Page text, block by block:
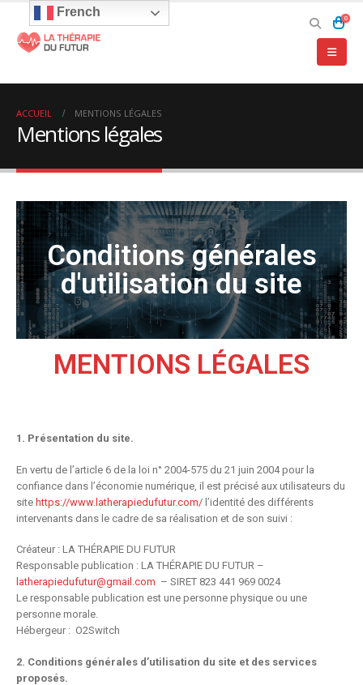
0
ACCUEIL MENTIONS LÉGALES
Mentions légales
Conditions générales
d'utilisation du site
MENTIONS LÉGALES
1. Présentation du site.
En vertu de l’article 6 de la loi n° 2004-575 du 21 juin 2004 pour la
confiance dans l’économie numérique, il est précisé aux utilisateurs du
site https://www.latherapiedufutur.com/ l’identité des différents
intervenants dans le cadre de sa réalisation et de son suivi :
Créateur : LA THÉRAPIE DU FUTUR
Responsable publication : LA THÉRAPIE DU FUTUR –
latherapiedufutur@gmail.com – SIRET 823 441 969 0024
Le responsable publication est une personne physique ou une
personne morale.
Hébergeur : O2Switch
2. Conditions générales d’utilisation du site et des services
proposés.
French